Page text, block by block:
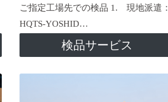
ご指定工場先での検品 1. 現地派遣：
HQTS-YOSHID…
検品サービス